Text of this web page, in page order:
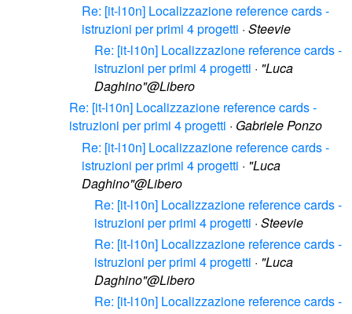
Re: [it-l10n] Localizzazione reference cards -
istruzioni per primi 4 progetti · Steevie
Re: [it-l10n] Localizzazione reference cards -
istruzioni per primi 4 progetti · "Luca
Daghino"@Libero
Re: [it-l10n] Localizzazione reference cards -
istruzioni per primi 4 progetti · Gabriele Ponzo
Re: [it-l10n] Localizzazione reference cards -
istruzioni per primi 4 progetti · "Luca
Daghino"@Libero
Re: [it-l10n] Localizzazione reference cards -
istruzioni per primi 4 progetti · Steevie
Re: [it-l10n] Localizzazione reference cards -
istruzioni per primi 4 progetti · "Luca
Daghino"@Libero
Re: [it-l10n] Localizzazione reference cards -